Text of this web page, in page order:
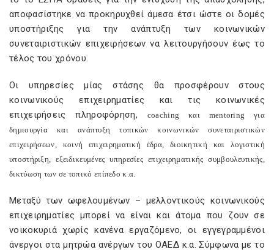
αποφασίστηκε να προκηρυχθεί άμεσα έτσι ώστε οι δομές
υποστήριξης για την ανάπτυξη των κοινωνικών
συνεταιριστικών επιχειρήσεων να λειτουργήσουν έως το
τέλος του χρόνου.
Οι υπηρεσίες μίας στάσης θα προσφέρουν στους
κοινωνικούς επιχειρηματίες και τις κοινωνικές
επιχειρήσεις πληροφόρηση,
coaching και mentoring για
δημιουργία και ανάπτυξη τοπικών κοινωνικών συνεταιριστικών
επιχειρήσεων, κοινή επιχειρηματική έδρα, διοικητική και λογιστική
υποστήριξη, εξειδικευμένες υπηρεσίες επιχειρηματικής συμβουλευτικής,
δικτύωση των σε τοπικό επίπεδο κ.α.
Μεταξύ των ωφελουμένων – μελλοντικούς κοινωνικούς
επιχειρηματίες μπορεί να είναι και άτομα που ζουν σε
νοικοκυριά χωρίς κανένα εργαζόμενο, οι εγγεγραμμένοι
άνεργοι στα μητρώα ανέργων του ΟΑΕΔ κ.α. Σύμφωνα με το